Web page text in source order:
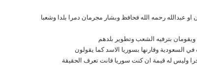
عبدالله رحمه الله فحافظ وبشار مجرمان دمرا بلدا وشعبا
ويقومان بترفيه الشعب وتطوير بلدهم
في السعودية وقارنها بسوريا الاسد كما يقولون
وليس له قيمة ان كنت سوريا فانت تعرف الحقيقة